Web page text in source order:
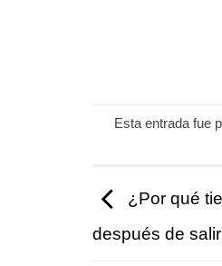
Esta entrada fue
¿Por qué
después de